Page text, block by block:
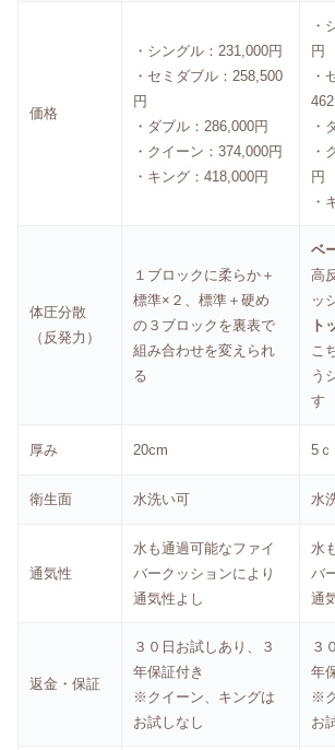
価格
・シングル：231,000円
・セミダブル：258,500
円
・ダブル：286,000円
・クイーン：374,000円
・キング：418,000円
・
円
・
・
・
円
・
体圧分散
（反発力）
１ブロックに柔らか＋
標準×２、標準＋硬め
の３ブロックを裏表で
組み合わせを変えられ
る
ベ
高
ッ
ト
こ
う
す
厚み 20cm 5
衛生面 水洗い可 水
通気性
水も通過可能なファイ
バークッションにより
通気性よし
水
バ
通
返金・保証
３０日お試しあり、３
年保証付き
※クイーン、キングは
お試しなし
３
年
※
お